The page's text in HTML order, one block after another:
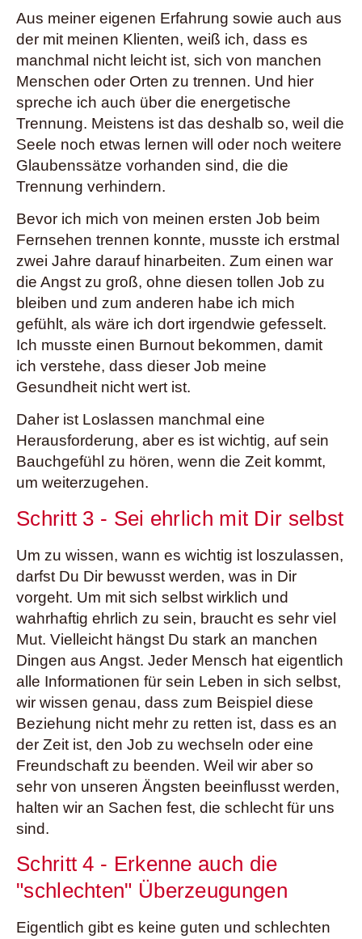
Aus meiner eigenen Erfahrung sowie auch aus
der mit meinen Klienten, weiß ich, dass es
manchmal nicht leicht ist, sich von manchen
Menschen oder Orten zu trennen. Und hier
spreche ich auch über die energetische
Trennung. Meistens ist das deshalb so, weil die
Seele noch etwas lernen will oder noch weitere
Glaubenssätze vorhanden sind, die die
Trennung verhindern.
Bevor ich mich von meinen ersten Job beim
Fernsehen trennen konnte, musste ich erstmal
zwei Jahre darauf hinarbeiten. Zum einen war
die Angst zu groß, ohne diesen tollen Job zu
bleiben und zum anderen habe ich mich
gefühlt, als wäre ich dort irgendwie gefesselt.
Ich musste einen Burnout bekommen, damit
ich verstehe, dass dieser Job meine
Gesundheit nicht wert ist.
Daher ist Loslassen manchmal eine
Herausforderung, aber es ist wichtig, auf sein
Bauchgefühl zu hören, wenn die Zeit kommt,
um weiterzugehen.
Schritt 3 - Sei ehrlich mit Dir selbst
Um zu wissen, wann es wichtig ist loszulassen,
darfst Du Dir bewusst werden, was in Dir
vorgeht. Um mit sich selbst wirklich und
wahrhaftig ehrlich zu sein, braucht es sehr viel
Mut. Vielleicht hängst Du stark an manchen
Dingen aus Angst. Jeder Mensch hat eigentlich
alle Informationen für sein Leben in sich selbst,
wir wissen genau, dass zum Beispiel diese
Beziehung nicht mehr zu retten ist, dass es an
der Zeit ist, den Job zu wechseln oder eine
Freundschaft zu beenden. Weil wir aber so
sehr von unseren Ängsten beeinflusst werden,
halten wir an Sachen fest, die schlecht für uns
sind.
Schritt 4 - Erkenne auch die
"schlechten" Überzeugungen
Eigentlich gibt es keine guten und schlechten